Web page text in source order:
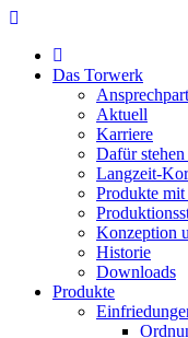
Das Torwerk
Aktuell
Karriere
Dafür
Langzeit-
Produkte mit
Konzeption
Historie
Downloads
Produkte